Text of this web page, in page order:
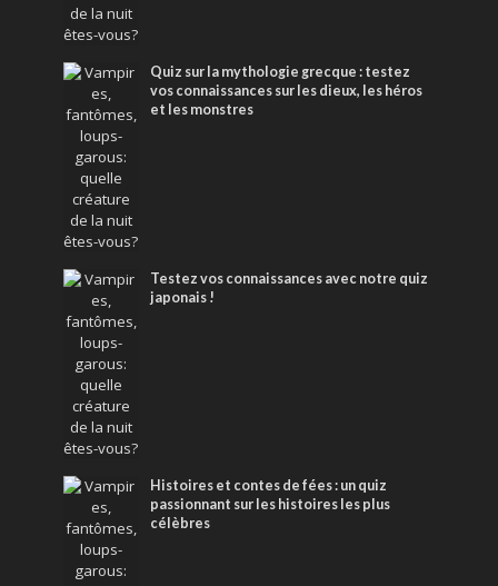
Quiz sur la mythologie grecque : testez
vos connaissances sur les dieux, les héros
et les monstres
Testez vos connaissances avec notre quiz
japonais !
Histoires et contes de fées : un quiz
passionnant sur les histoires les plus
célèbres